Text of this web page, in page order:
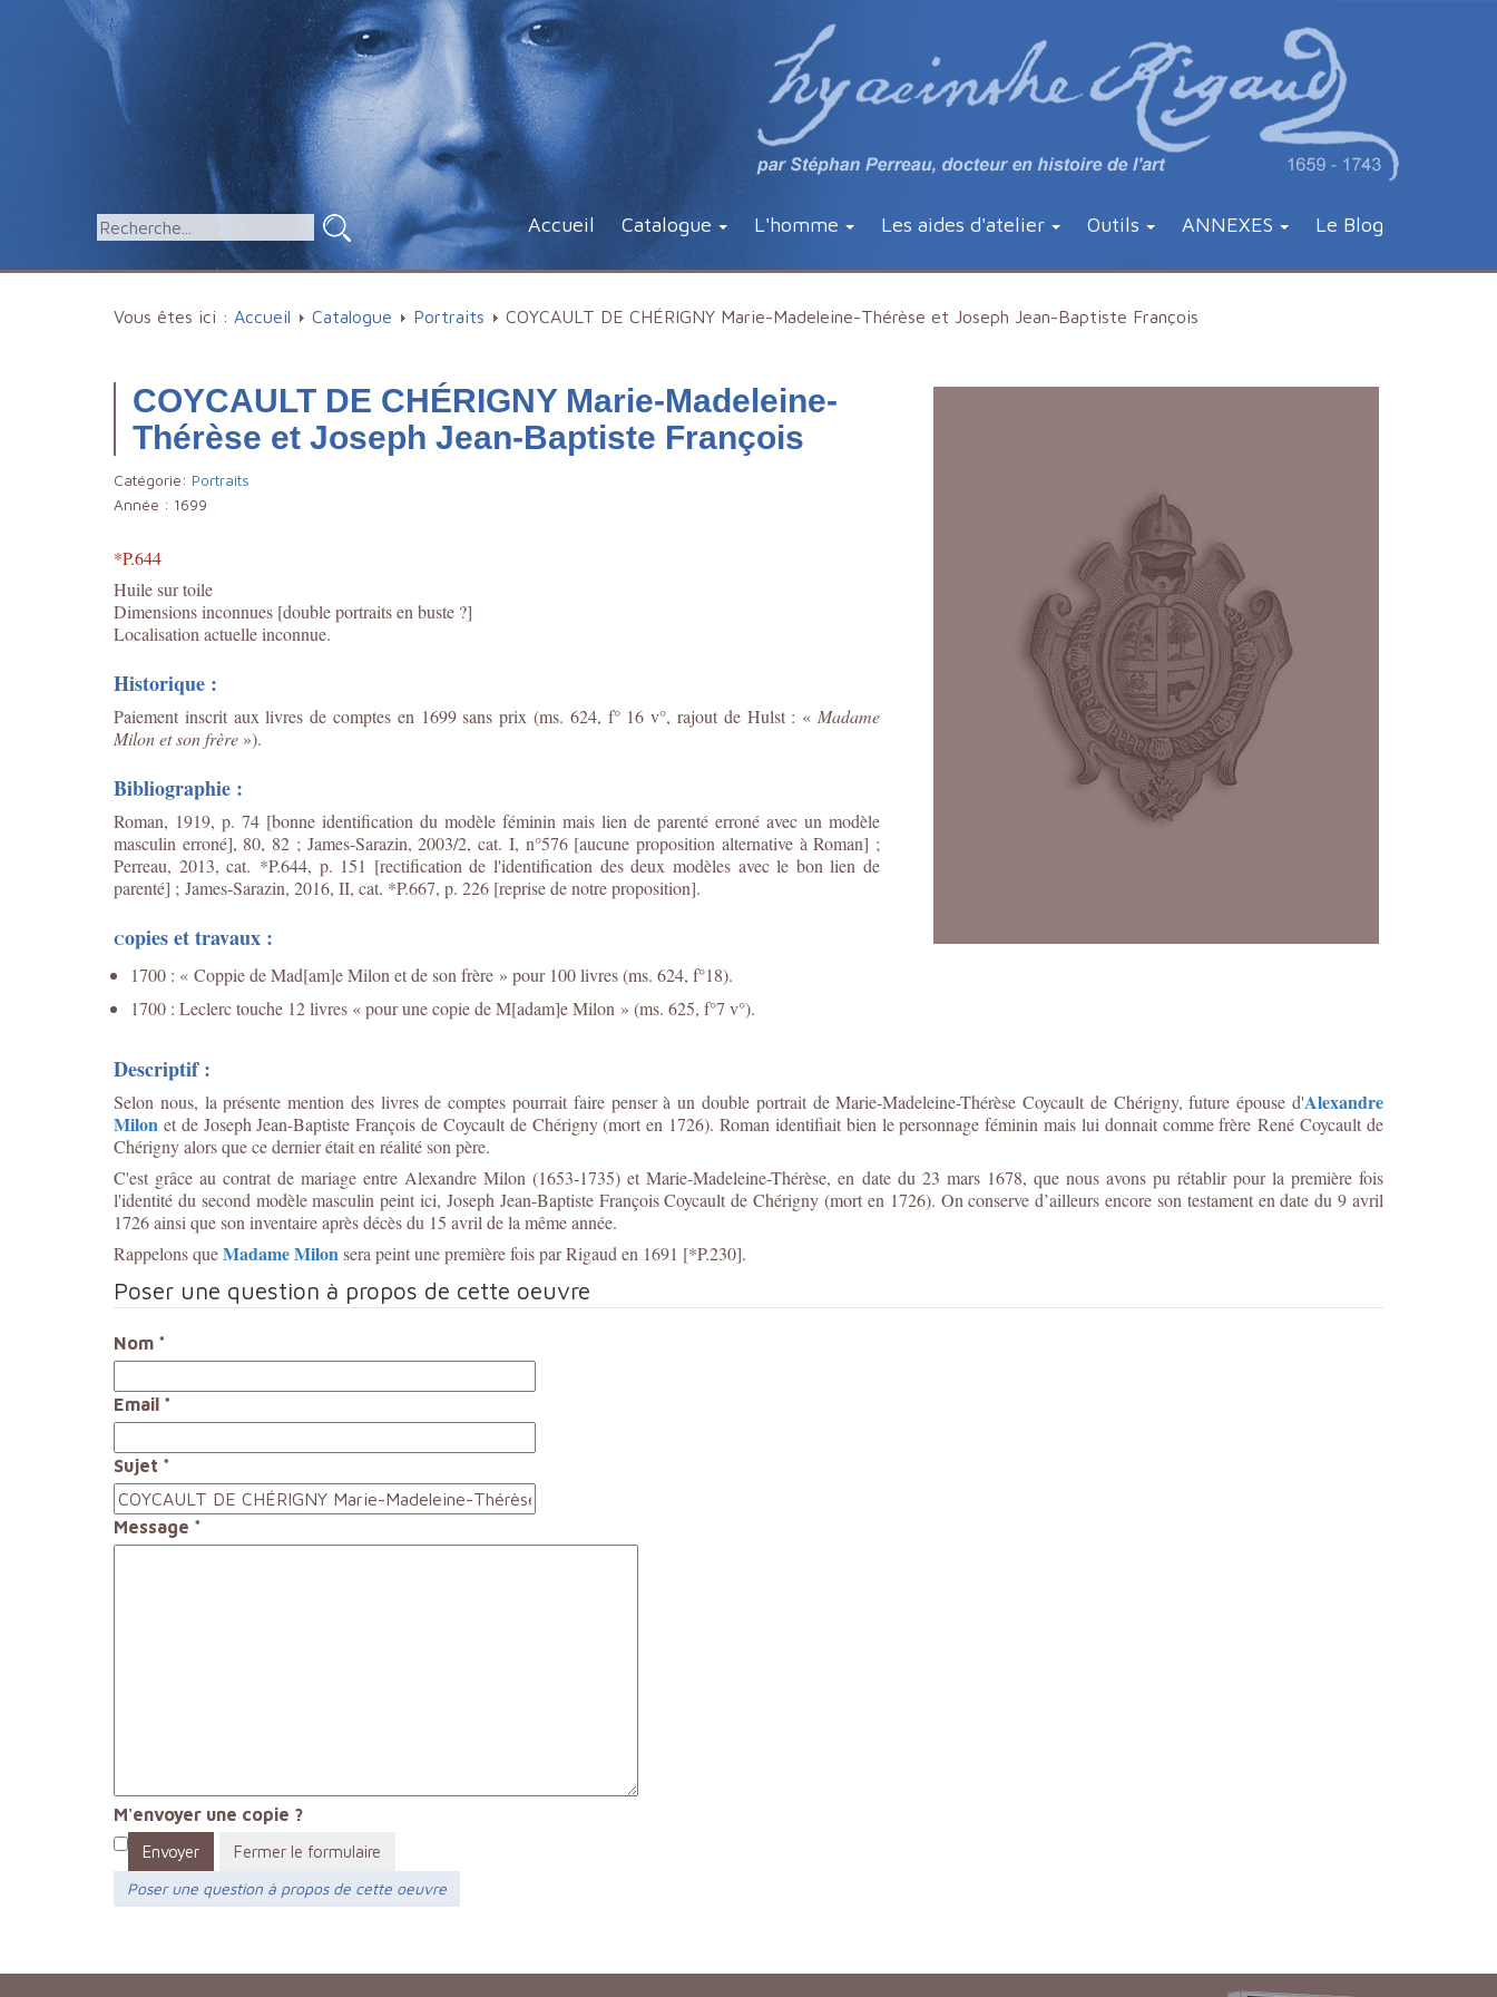
Accueil Catalogue L'homme Les aides d'atelier Outils ANNEXES Le Blog
Vous êtes ici : Accueil Catalogue Portraits COYCAULT DE CHÉRIGNY Marie-Madeleine-Thérèse et Joseph Jean-Baptiste François
COYCAULT DE CHÉRIGNY Marie-Madeleine-
Thérèse et Joseph Jean-Baptiste François
Catégorie: Portraits
Année : 1699
*P.644
Huile sur toile
Dimensions inconnues [double portraits en buste ?]
Localisation actuelle inconnue.
Historique :
Paiement inscrit aux livres de comptes en 1699 sans prix (ms. 624, f° 16 v°, rajout de Hulst : « Madame
Milon et son frère »).
Bibliographie :
Roman, 1919, p. 74 [bonne identification du modèle féminin mais lien de parenté erroné avec un modèle
masculin erroné], 80, 82 ; James-Sarazin, 2003/2, cat. I, n°576 [aucune proposition alternative à Roman] ;
Perreau, 2013, cat. *P.644, p. 151 [rectification de l'identification des deux modèles avec le bon lien de
parenté] ; James-Sarazin, 2016, II, cat. *P.667, p. 226 [reprise de notre proposition].
Copies et travaux :
1700 : « Coppie de Mad[am]e Milon et de son frère » pour 100 livres (ms. 624, f°18).
1700 : Leclerc touche 12 livres « pour une copie de M[adam]e Milon » (ms. 625, f°7 v°).
Descriptif :
Selon nous, la présente mention des livres de comptes pourrait faire penser à un double portrait de Marie-Madeleine-Thérèse Coycault de Chérigny, future épouse d'Alexandre
Milon et de Joseph Jean-Baptiste François de Coycault de Chérigny (mort en 1726). Roman identifiait bien le personnage féminin mais lui donnait comme frère René Coycault de
Chérigny alors que ce dernier était en réalité son père.
C'est grâce au contrat de mariage entre Alexandre Milon (1653-1735) et Marie-Madeleine-Thérèse, en date du 23 mars 1678, que nous avons pu rétablir pour la première fois
l'identité du second modèle masculin peint ici, Joseph Jean-Baptiste François Coycault de Chérigny (mort en 1726). On conserve d’ailleurs encore son testament en date du 9 avril
1726 ainsi que son inventaire après décès du 15 avril de la même année.
Rappelons queMadame Milonsera peint une première fois par Rigaud en 1691 [*P.230].
Poser une question à propos de cette oeuvre
Nom *
Email *
Sujet *
Message *
M'envoyer une copie ?
Envoyer
Fermer le formulaire
Poser une question à propos de cette oeuvre